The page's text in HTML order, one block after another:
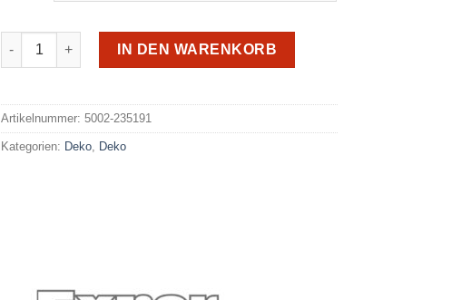
Exner 235191 Menge
IN DEN WARENKORB
Artikelnummer:5002-235191
Kategorien: Deko Deko